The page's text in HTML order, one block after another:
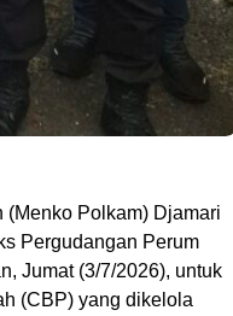
Polkam) Djamari
Pergudangan Perum
Jumat (3/7/2026), untuk
(CBP) yang dikelola